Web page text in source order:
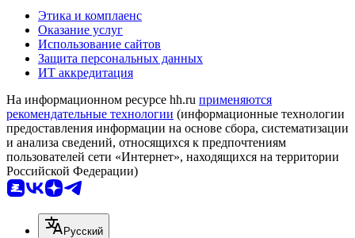
Этика и комплаенс
Оказание услуг
Использование сайтов
Защита персональных данных
ИТ аккредитация
На информационном ресурсе hh.ru применяются
рекомендательные технологии (информационные технологии
предоставления информации на основе сбора, систематизации
и анализа сведений, относящихся к предпочтениям
пользователей сети «Интернет», находящихся на территории
Российской Федерации)
Русский